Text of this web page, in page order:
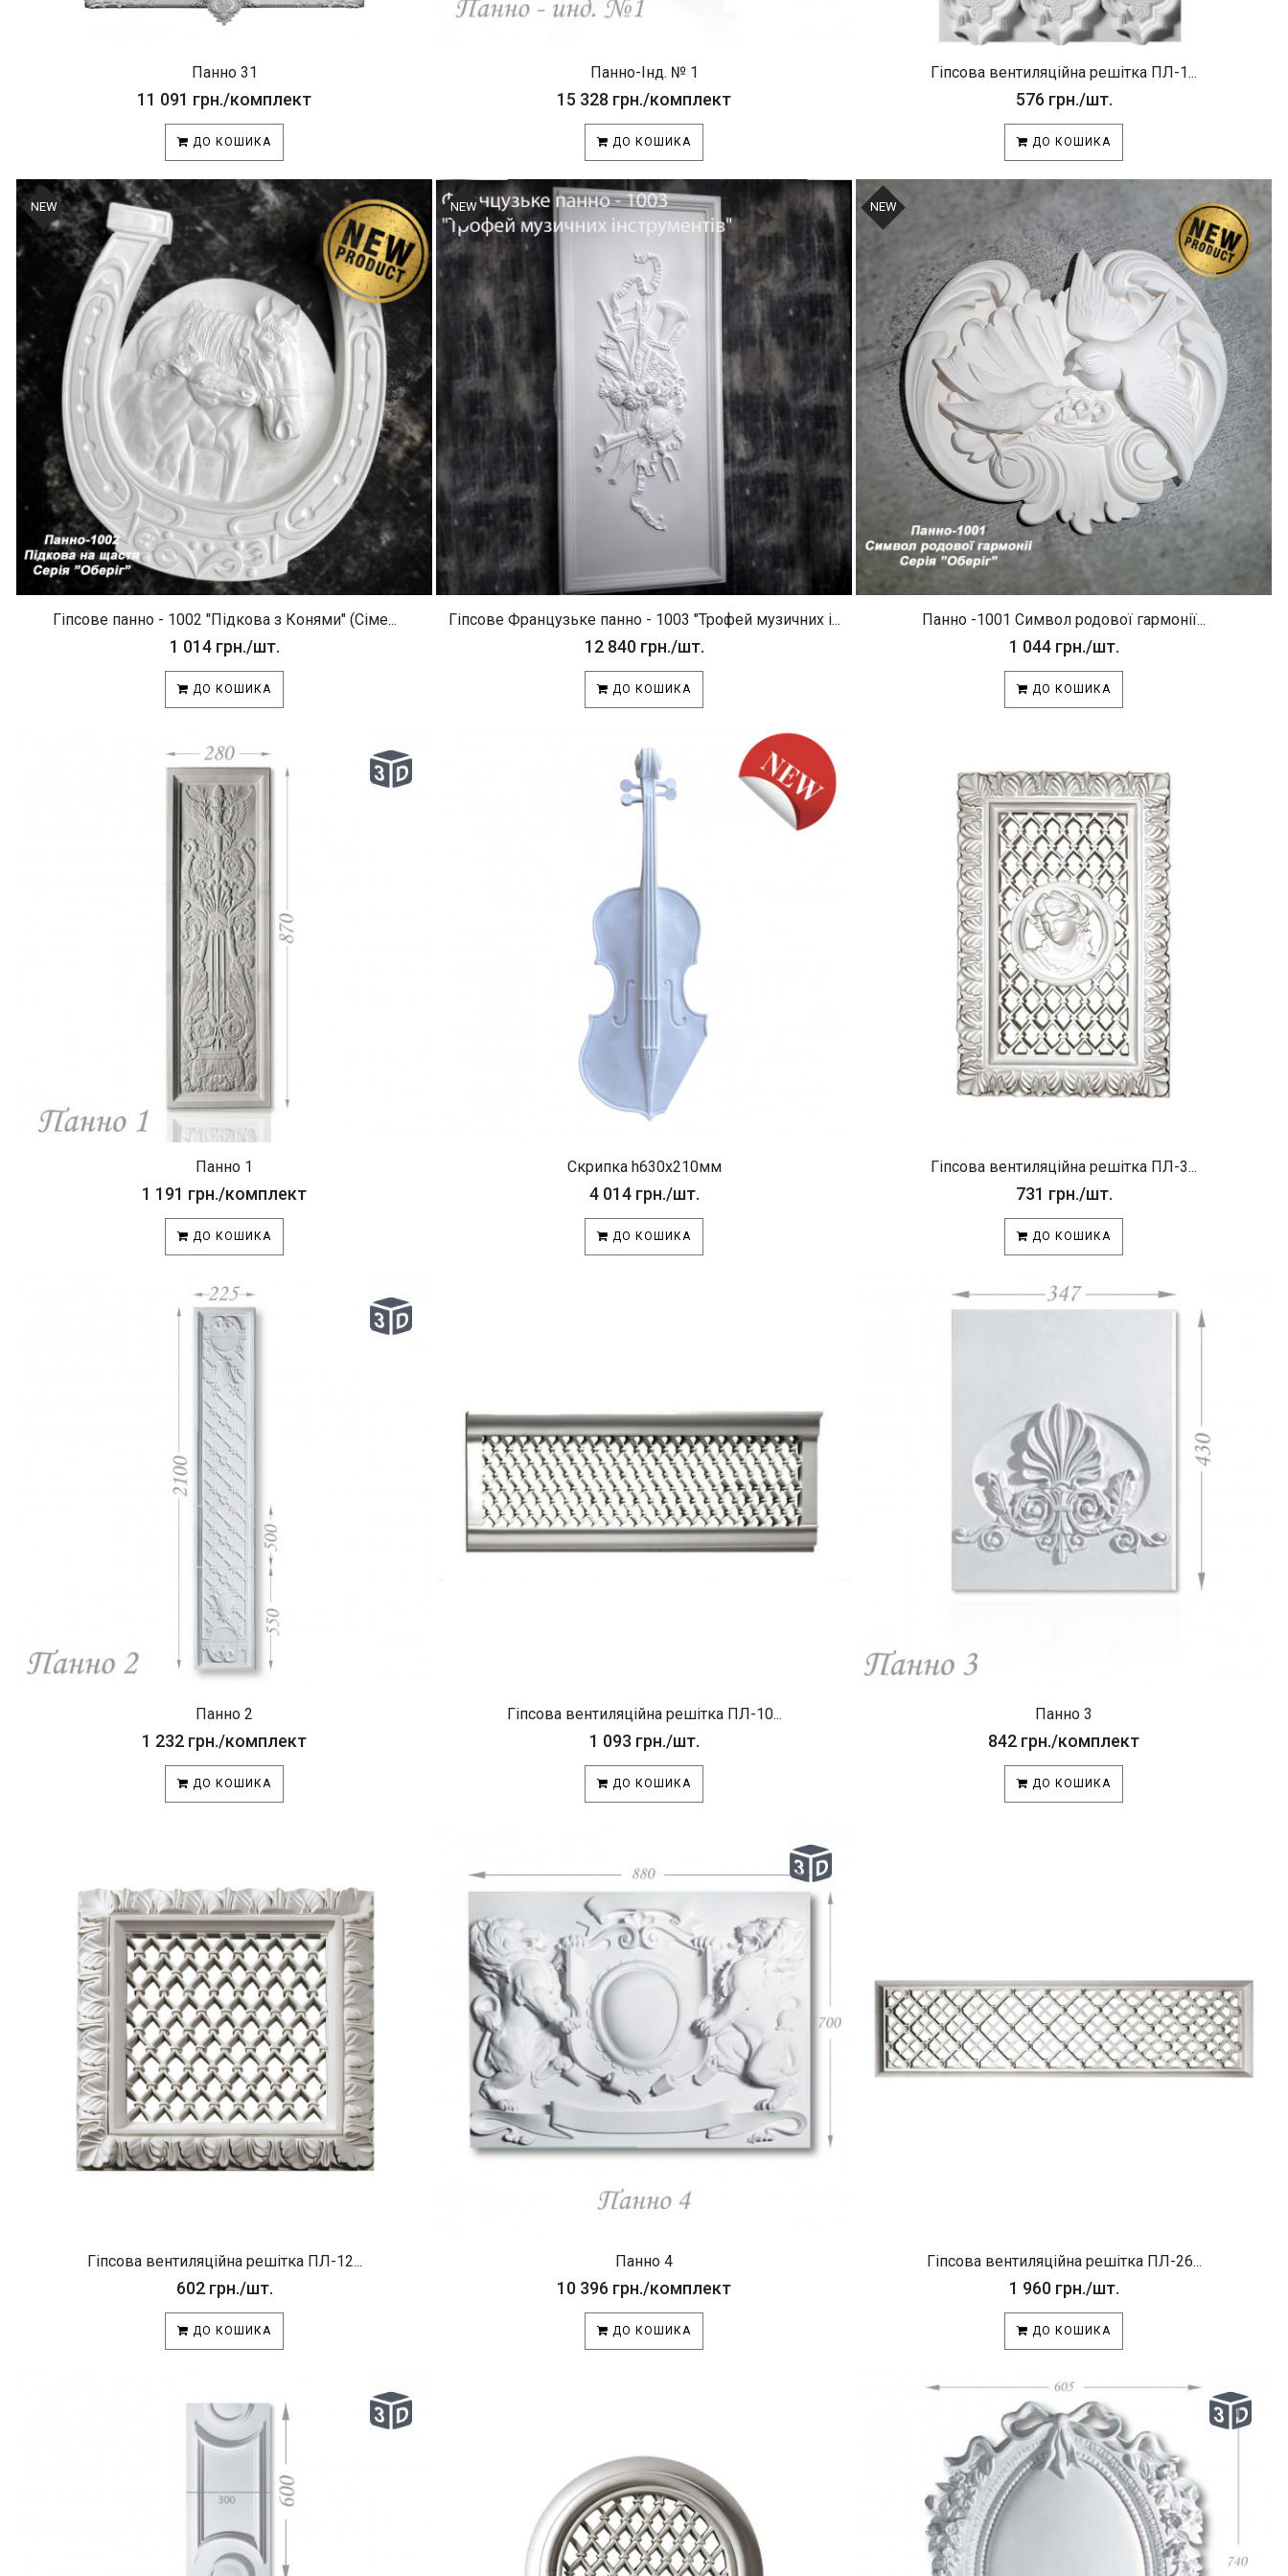
Панно 31
11 091 грн./комплект
ДО КОШИКА
Панно-Інд. № 1
15 328 грн./комплект
ДО КОШИКА
Гіпсова вентиляційна решітка ПЛ-1...
576 грн./шт.
ДО КОШИКА
NEW
Гіпсове панно - 1002 "Підкова з Конями" (Сіме...
1 014 грн./шт.
ДО КОШИКА
NEW
Гіпсове Французьке панно - 1003 "Трофей музичних і...
12 840 грн./шт.
ДО КОШИКА
NEW
Панно -1001 Символ родової гармонії...
1 044 грн./шт.
ДО КОШИКА
Панно 1
1 191 грн./комплект
ДО КОШИКА
Скрипка h630x210мм
4 014 грн./шт.
ДО КОШИКА
Гіпсова вентиляційна решітка ПЛ-3...
731 грн./шт.
ДО КОШИКА
Панно 2
1 232 грн./комплект
ДО КОШИКА
Гіпсова вентиляційна решітка ПЛ-10...
1 093 грн./шт.
ДО КОШИКА
Панно 3
842 грн./комплект
ДО КОШИКА
Гіпсова вентиляційна решітка ПЛ-12...
602 грн./шт.
ДО КОШИКА
Панно 4
10 396 грн./комплект
ДО КОШИКА
Гіпсова вентиляційна решітка ПЛ-26...
1 960 грн./шт.
ДО КОШИКА